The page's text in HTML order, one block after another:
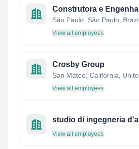
São Paulo, São Paulo,
View all employees
Crosby Group
San Mateo, California,
View all employees
View all employees